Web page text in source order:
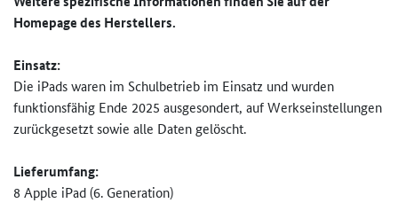
Homepage des Herstellers.
Einsatz:
Die iPads waren im Schulbetrieb im Einsatz und wurden
funktionsfähig Ende 2025 ausgesondert, auf Werkseinstellungen
zurückgesetzt sowie alle Daten gelöscht.
Lieferumfang:
8 Apple iPad (6. Generation)